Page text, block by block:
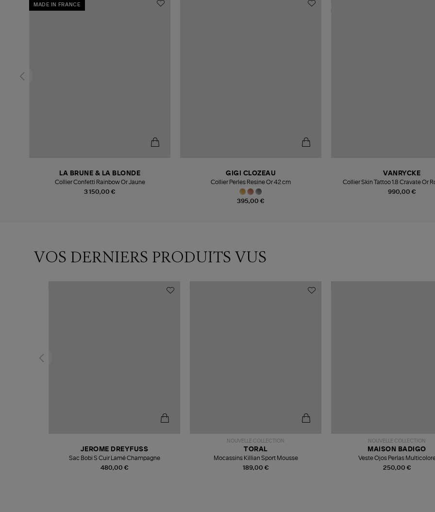
MADE IN FRANCE
3 150,00 €
LA BRUNE & LA BLONDE
Collier Confetti Rainbow Or Jaune
395,00 €
GIGI CLOZEAU
Collier Perles Resine Or 42 cm
990,00 €
VANRYCKE
Collier Skin Tattoo 1.8 Cravate Or
VOS DERNIERS PRODUITS VUS
480,00 €
JEROME DREYFUSS
Sac Bobi S Cuir Lamé Champagne
NOUVELLE COLLECTION
189,00 €
TORAL
Mocassins Killian Sport Mousse
NOUVELLE COLLECTION
250,00 €
MAISON BADIGO
Veste Ojos Perlas